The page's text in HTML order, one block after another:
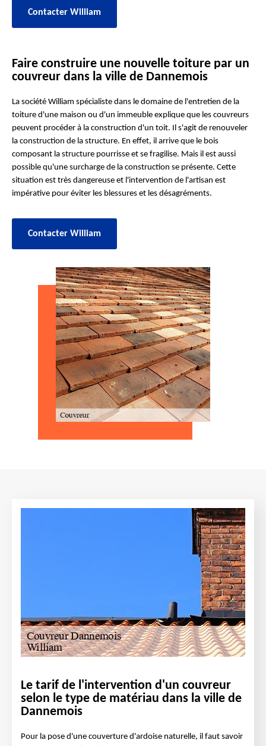
Contacter William
Faire construire une nouvelle toiture par un
couvreur dans la ville de Dannemois
La société William spécialiste dans le domaine de l'entretien de la
toiture d'une maison ou d'un immeuble explique que les couvreurs
peuvent procéder à la construction d'un toit. Il s'agit de renouveler
la construction de la structure. En effet, il arrive que le bois
composant la structure pourrisse et se fragilise. Mais il est aussi
possible qu'une surcharge de la construction se présente. Cette
situation est très dangereuse et l'intervention de l'artisan est
impérative pour éviter les blessures et les désagréments.
Contacter William
Le tarif de l'intervention d'un couvreur
selon le type de matériau dans la ville de
Dannemois
Pour la pose d'une couverture d'ardoise naturelle, il faut savoir